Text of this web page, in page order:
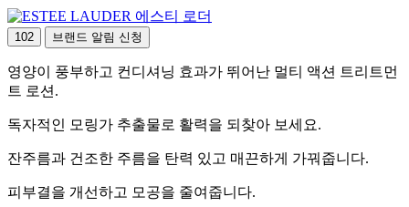
에스티 로더
102 브랜드 알림 신청
영양이 풍부하고 컨디셔닝 효과가 뛰어난 멀티 액션 트리트먼
트 로션.
독자적인 모링가 추출물로 활력을 되찾아 보세요.
잔주름과 건조한 주름을 탄력 있고 매끈하게 가꿔줍니다.
피부결을 개선하고 모공을 줄여줍니다.